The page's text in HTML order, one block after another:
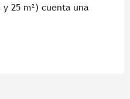
25 m²) cuenta una